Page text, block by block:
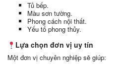
Tủ bếp.
Màu sơn tường.
Phong cách nội thất.
Yếu tố phong thủy.
Lựa chọn đơn vị uy tín
Một đơn vị chuyên nghiệp sẽ giúp: